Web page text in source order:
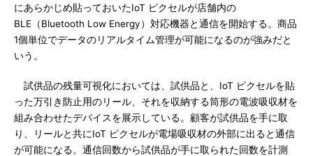
にあらかじめ貼っておいたIoT ピクセルが店舗内の
BLE（Bluetooth Low Energy）対応機器と通信を開始する。商品
1個単位でデータのリアルタイム管理が可能になるのが強みだと
いう。
試供品の残量可視化においては、試供品と、IoT ピクセルを貼
った万引き防止用のリール、それを収納する筒形の電波吸収材を
組み合わせたデバイスを展示している。顧客が試供品を手に取
り、リールと共にIoT ピクセルが電場吸収材の外部に出ると通信
が可能になる。通信回数から試供品が手に取られた回数を計測